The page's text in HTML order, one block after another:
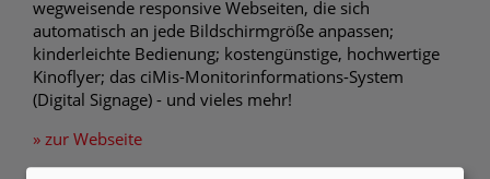
wegweisende responsive Webseiten, die sich
automatisch an jede Bildschirmgröße anpassen;
kinderleichte Bedienung; kostengünstige, hochwertige
Kinoflyer; das ciMis-Monitorinformations-System
(Digital Signage) - und vieles mehr!
» zur Webseite